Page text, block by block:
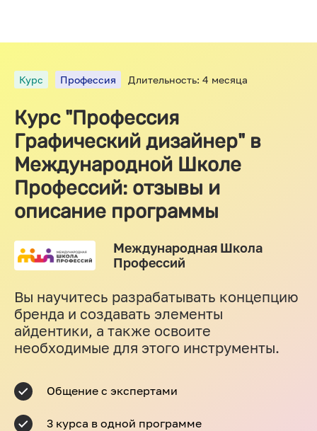
Курс Профессия Длительность: 4 месяца
Курс "Профессия
Графический дизайнер" в
Международной Школе
Профессий: отзывы и
описание программы
Международная Школа
Профессий
Вы научитесь разрабатывать концепцию
бренда и создавать элементы
айдентики, а также освоите
необходимые для этого инструменты.
Общение с экспертами
3 курса в одной программе